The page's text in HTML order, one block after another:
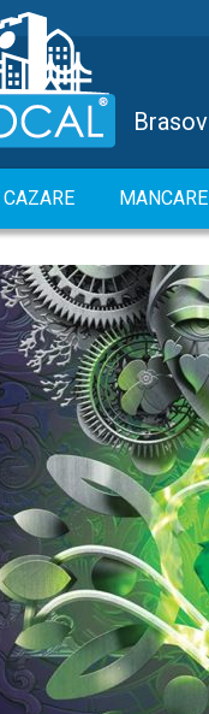
Brasov
CAZARE MANCARE